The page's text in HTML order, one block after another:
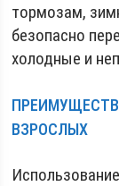
тормозам,
безопасно
холодные и
ВЗРОСЛЫХ